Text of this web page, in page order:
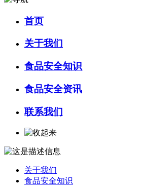
首页
关于我们
食品安全知识
食品安全资讯
联系我们
关于我们
食品安全知识